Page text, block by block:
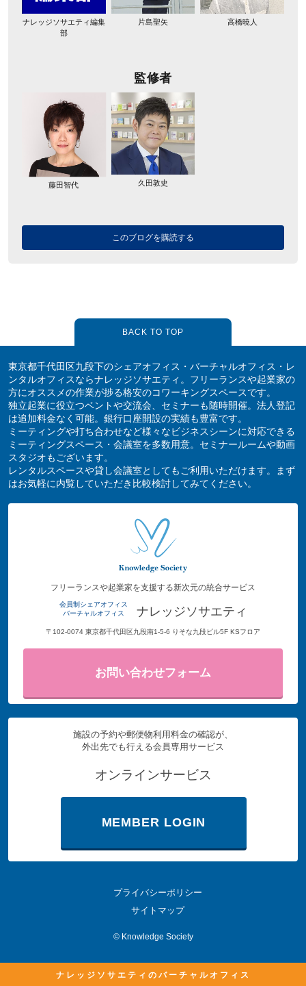
ナレッジソサエティ編集
部
片島聖矢 高橋暁人
監修者
藤田智代 久田敦史
このブログを購読する
BACK TO TOP
東京都千代田区九段下のシェアオフィス・バーチャルオフィス・レ
ンタルオフィスならナレッジソサエティ。フリーランスや起業家の
方にオススメの作業が捗る格安のコワーキングスペースです。
独立起業に役立つベントや交流会、セミナーも随時開催。法人登記
は追加料金なく可能。銀行口座開設の実績も豊富です。
ミーティングや打ち合わせなど様々なビジネスシーンに対応できる
ミーティングスペース・会議室を多数用意。セミナールームや動画
スタジオもございます。
レンタルスペースや貸し会議室としてもご利用いただけます。まず
はお気軽に内覧していただき比較検討してみてください。
フリーランスや起業家を支援する新次元の統合サービス
会員制シェアオフィス
バーチャルオフィス
ナレッジソサエティ
〒102-0074 東京都千代田区九段南1-5-6 りそな九段ビル5F KSフロア
お問い合わせフォーム
施設の予約や郵便物利用料金の確認が、
外出先でも行える会員専用サービス
オンラインサービス
MEMBER LOGIN
プライバシーポリシー
サイトマップ
© Knowledge Society
ナレッジソサエティのバーチャルオフィス